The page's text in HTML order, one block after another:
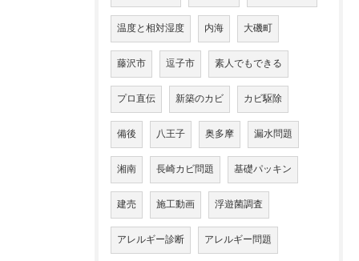
温度と相対湿度 内海 大磯町
藤沢市 逗子市 素人でもできる
プロ直伝 新築のカビ カビ駆除
備後 八王子 奥多摩 漏水問題
湘南 長崎カビ問題 基礎パッキン
建売 施工動画 浮遊菌調査
アレルギー診断 アレルギー問題